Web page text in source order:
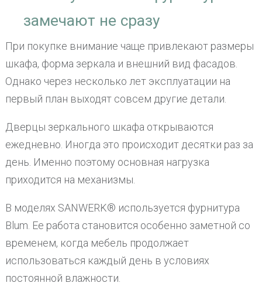
замечают не сразу
При покупке внимание чаще привлекают размеры
шкафа, форма зеркала и внешний вид фасадов.
Однако через несколько лет эксплуатации на
первый план выходят совсем другие детали.
Дверцы зеркального шкафа открываются
ежедневно. Иногда это происходит десятки раз за
день. Именно поэтому основная нагрузка
приходится на механизмы.
В моделях SANWERK® используется фурнитура
Blum. Ее работа становится особенно заметной со
временем, когда мебель продолжает
использоваться каждый день в условиях
постоянной влажности.